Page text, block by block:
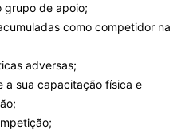
grupo de apoio;
como competidor na
adversas;
a sua capacitação física e